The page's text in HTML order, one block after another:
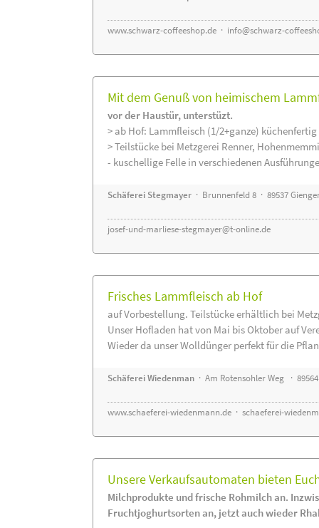
www.schwarz-coffeeshop.de · info@schwarz-
Mit dem Genuß von heimischem
vor der Haustür, unterstüzt.
> ab Hof: Lammfleisch (1/2+ganze)
> Teilstücke bei Metzgerei Renner,
- kuschellige Felle in verschiedenen
Schäferei Stegmayer · Brunnenfeld 8 · 89537
josef-und-marliese-stegmayer@t-online.de
Frisches Lammfleisch ab Hof
auf Vorbestellung. Teilstücke erhältlich bei
Unser Hofladen hat von Mai bis Oktober auf
Wieder da unser Wolldünger perfekt für die
Schäferei Wiedenman · Am Rotensohler Weg ·
www.schaeferei-wiedenmann.de · schaeferei-
Unsere Verkaufsautomaten bieten
Milchprodukte und frische Rohmilch an.
Fruchtjoghurtsorten an, jetzt auch wieder